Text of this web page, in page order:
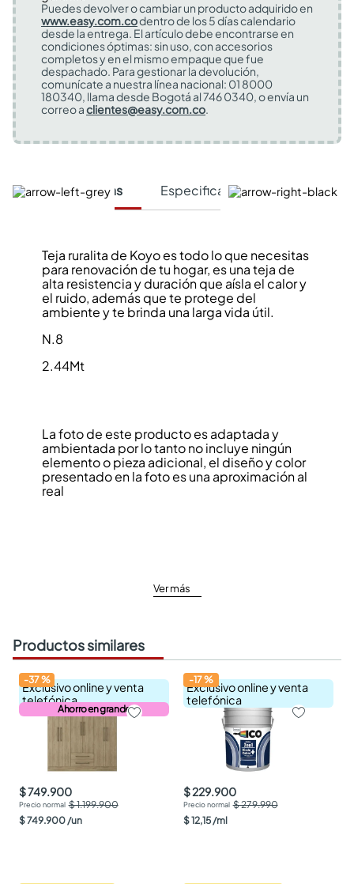
Puedes devolver o cambiar un producto adquirido en
www.easy.com.codentro de los 5 días calendario
desde la entrega. El artículo debe encontrarse en
condiciones óptimas: sin uso, con accesorios
completos y en el mismo empaque que fue
despachado. Para gestionar la devolución,
comunícate a nuestra línea nacional: 01 8000
180340, llama desde Bogotá al 746 0340, o envía un
correo aclientes@easy.com.co.
Características Especificaciones Técnicas
Teja ruralita de Koyo es todo lo que necesitas
para renovación de tu hogar, es una teja de
alta resistencia y duración que aísla el calor y
el ruido, además que te protege del
ambiente y te brinda una larga vida útil.
N.8
2.44Mt
La foto de este producto es adaptada y
ambientada por lo tanto no incluye ningún
elemento o pieza adicional, el diseño y color
presentado en la foto es una aproximación al
real
Ver más
Productos similares
Exclusivo online y venta
telefónica
Ahorro en grande
-37%
$ 749.900
$ 1.199.900
$749.900 /un
Exclusivo online y venta
telefónica
-17%
$ 229.900
$ 279.990
$12,15 /ml